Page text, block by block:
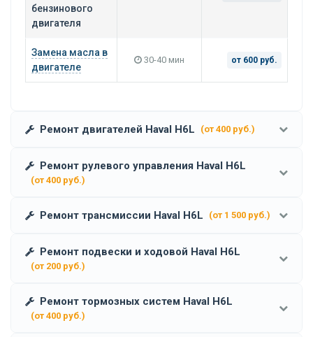
бензинового
двигателя
Замена масла в
двигателе
30-40 мин от 600 руб.
Ремонт двигателей Haval H6L (от 400 руб.)
Ремонт рулевого управления Haval H6L
(от 400 руб.)
Ремонт трансмиссии Haval H6L (от 1 500 руб.)
Ремонт подвески и ходовой Haval H6L
(от 200 руб.)
Ремонт тормозных систем Haval H6L
(от 400 руб.)